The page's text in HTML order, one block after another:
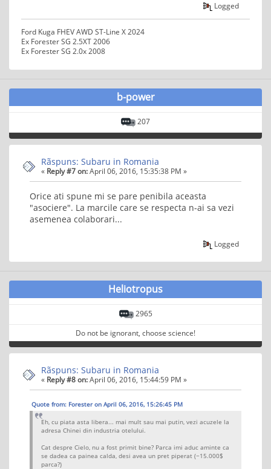
Logged
Ford Kuga FHEV AWD ST-Line X 2024
Ex Forester SG 2.5XT 2006
Ex Forester SG 2.0x 2008
b-power
207
Rãspuns: Subaru in Romania
« Reply #7 on:April 06, 2016, 15:35:38 PM »
Orice ati spune mi se pare penibila aceasta
"asociere". La marcile care se respecta n-ai sa vezi
asemenea colaborari...
Logged
Heliotropus
2965
Do not be ignorant, choose science!
Rãspuns: Subaru in Romania
« Reply #8 on:April 06, 2016, 15:44:59 PM »
Quote from: Forester on April 06, 2016, 15:26:45 PM
Eh, cu piata asta libera... mai mult sau mai putin, vezi acuzele la
adresa Chinei din industria otelului.
Cat despre Cielo, nu a fost primit bine? Parca imi aduc aminte ca
se dadea ca painea calda, desi avea un pret piperat (~15.000$
parca?)